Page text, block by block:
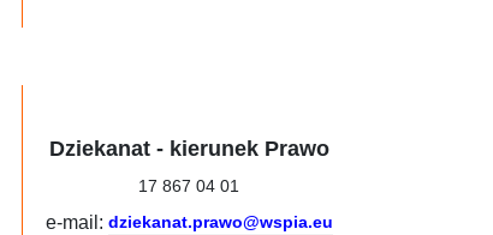
Dziekanat - kierunek Prawo
17 867 04 01
e-mail: dziekanat.prawo@wspia.eu